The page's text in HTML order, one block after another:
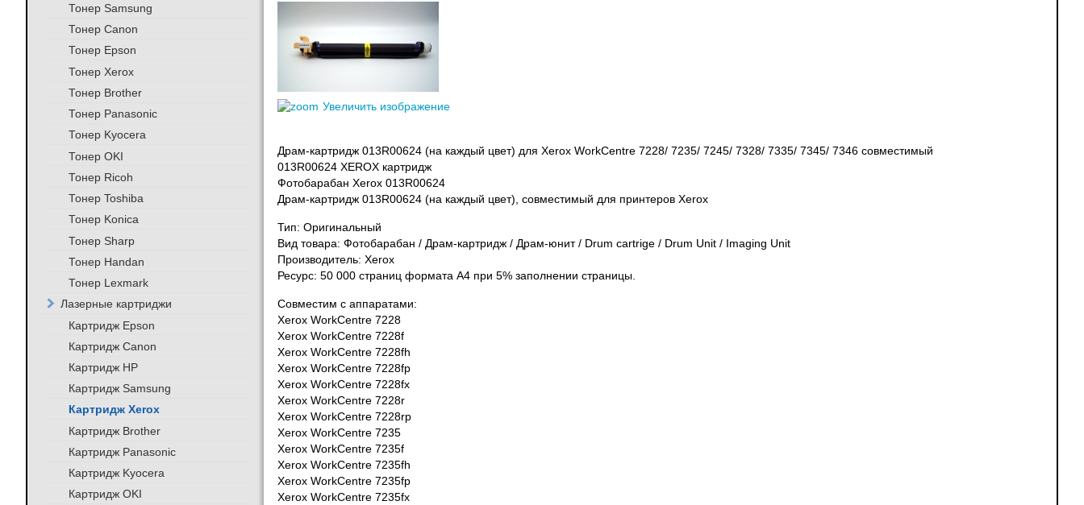
Увеличить изображение
Драм-картридж 013R00624 (на каждый цвет) для Xerox WorkCentre 7228/ 7235/ 7245/ 7328/ 7335/ 7345/ 7346 совместимый
013R00624 XEROX картридж
Фотобарабан Xerox 013R00624
Драм-картридж 013R00624 (на каждый цвет), совместимый для принтеров Xerox
Тип: Оригинальный
Вид товара: Фотобарабан / Драм-картридж / Драм-юнит / Drum cartrige / Drum Unit / Imaging Unit
Производитель: Xerox
Ресурс: 50 000 страниц формата А4 при 5% заполнении страницы.
Совместим с аппаратами:
Xerox WorkCentre 7228
Xerox WorkCentre 7228f
Xerox WorkCentre 7228fh
Xerox WorkCentre 7228fp
Xerox WorkCentre 7228fx
Xerox WorkCentre 7228r
Xerox WorkCentre 7228rp
Xerox WorkCentre 7235
Xerox WorkCentre 7235f
Xerox WorkCentre 7235fh
Xerox WorkCentre 7235fp
Xerox WorkCentre 7235fx
Тонер Samsung
Тонер Canon
Тонер Epson
Тонер Xerox
Тонер Brother
Тонер Panasonic
Тонер Kyocera
Тонер OKI
Тонер Ricoh
Тонер Toshiba
Тонер Konica
Тонер Sharp
Тонер Handan
Тонер Lexmark
Лазерные картриджи
Картридж Epson
Картридж Canon
Картридж HP
Картридж Samsung
Картридж Xerox
Картридж Brother
Картридж Panasonic
Картридж Kyocera
Картридж OKI